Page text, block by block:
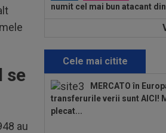
se
au
numit cel mai bun atacant
Surpriza din
23:50
MERCATO în
transferurile verii sunt AICI!
Salah a plecat...
23:38
EXCLUSIV
Doi
SuperLiga, propuși la FCSB:
Cele mai citite
MERCATO în
transferurile verii sunt AICI!
plecat...